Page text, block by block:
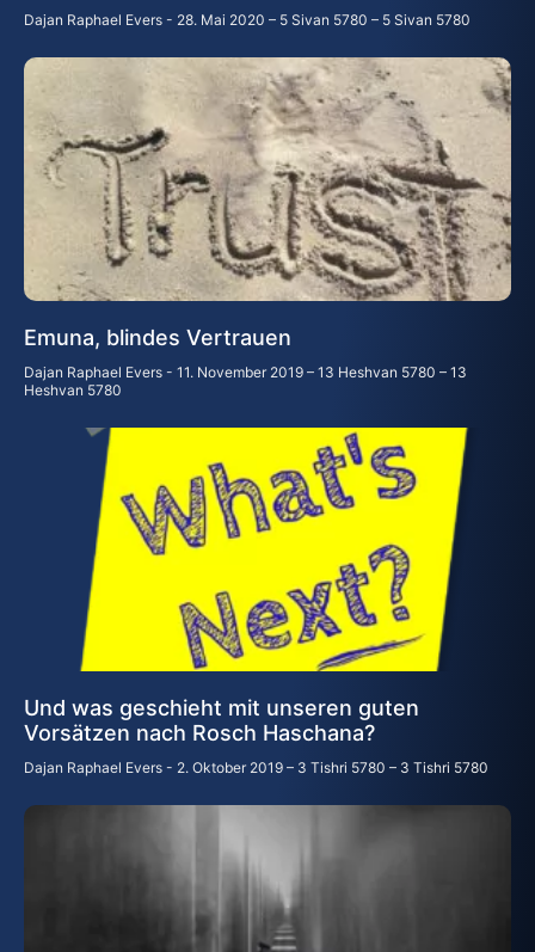
Dajan Raphael Evers 28. Mai 2020 – 5 Sivan 5780 – 5 Sivan 5780
Emuna, blindes Vertrauen
Dajan Raphael Evers
11. November 2019 – 13 Heshvan 5780 – 13
Heshvan 5780
Und was geschieht mit unseren guten
Vorsätzen nach Rosch Haschana?
Dajan Raphael Evers 2. Oktober 2019 – 3 Tishri 5780 – 3 Tishri 5780